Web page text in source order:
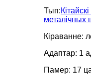
Тып:
металічных
Кіраванне:
Адаптар: 1
Памер: 17